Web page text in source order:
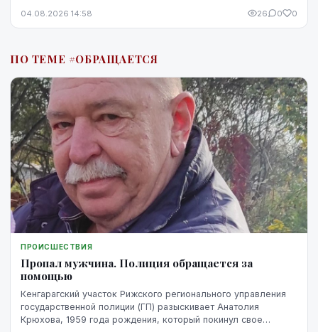
04.08.2026 14:58 26 0 0
ПО ТЕМЕ #ОБРАЩАЕТСЯ
ПРОИСШЕСТВИЯ
Пропал мужчина. Полиция обращается за
помощью
Кенгарагский участок Рижского регионального управления
государственной полиции (ГП) разыскивает Анатолия
Крюхова, 1959 года рождения, который покинул свое